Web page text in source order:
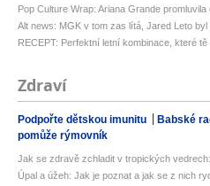
Pop Culture Wrap: Ariana Grande
Alt news: MGK v tom zas lítá, Jared Leto byl
RECEPT: Perfektní letní kombinace, které tě
Zdraví
Podpořte dětskou imunitu Babské
pomůže rýmovník
Jak se zdravě zchladit v tropických
Úpal a úžeh: Jak je poznat a jak se z nich